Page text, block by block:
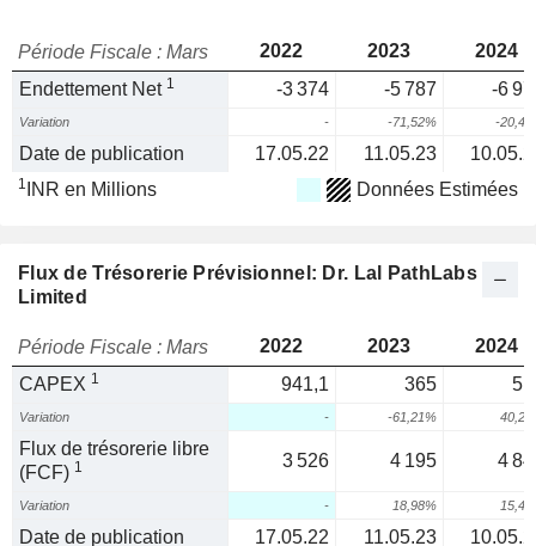
Période Fiscale : Mars 2022 2023
2024
Endettement Net 1 -3 374 -5 787 -6
Variation - -71,52% -
Date de publication 17.05.22 11.05.23
1 INR en Millions Données Estimées
Flux de Trésorerie Prévisionnel: Dr. Lal PathLabs
Limited
Période Fiscale : Mars 2022 2023
2024
CAPEX 1 941,1 365
Variation - -61,21%
Flux de trésorerie libre
(FCF) 1 3 526 4 195 4
Variation - 18,98%
Date de publication 17.05.22 11.05.23